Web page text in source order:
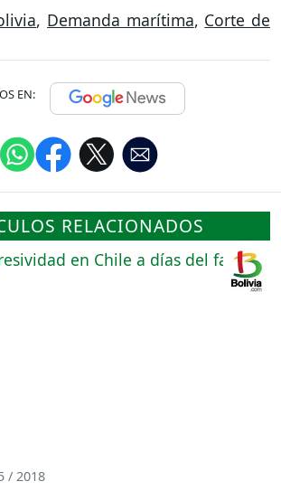
, Demanda marítima, Corte de
EN:
RELACIONADOS
/ 2018